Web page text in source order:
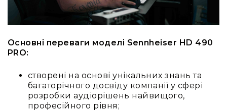
Основні переваги моделі Sennheiser HD 490
PRO:
створені на основі унікальних знань та
багаторічного досвіду компанії у сфері
розробки аудіорішень найвищого,
професійного рівня;